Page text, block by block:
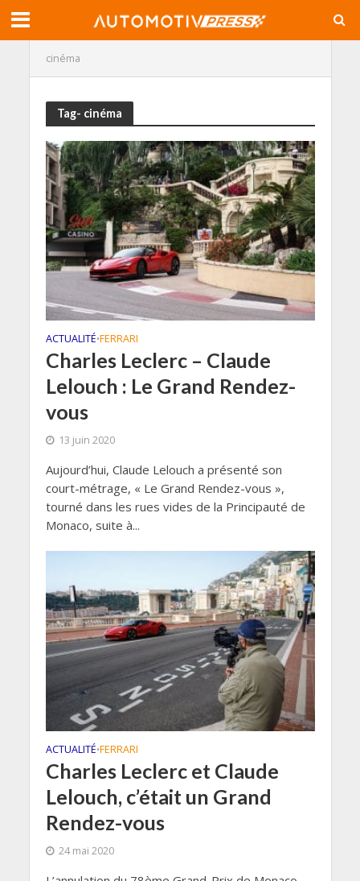
cinéma
Tag- cinéma
ACTUALITÉ•FERRARI
Charles Leclerc – Claude
Lelouch : Le Grand Rendez-
vous
13 juin 2020
Aujourd’hui, Claude Lelouch a présenté son
court-métrage, « Le Grand Rendez-vous »,
tourné dans les rues vides de la Principauté de
Monaco, suite à...
ACTUALITÉ•FERRARI
Charles Leclerc et Claude
Lelouch, c’était un Grand
Rendez-vous
24 mai 2020